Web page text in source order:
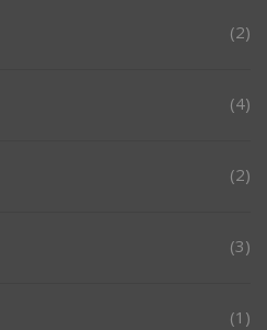
(2)
(4)
(2)
(3)
(1)